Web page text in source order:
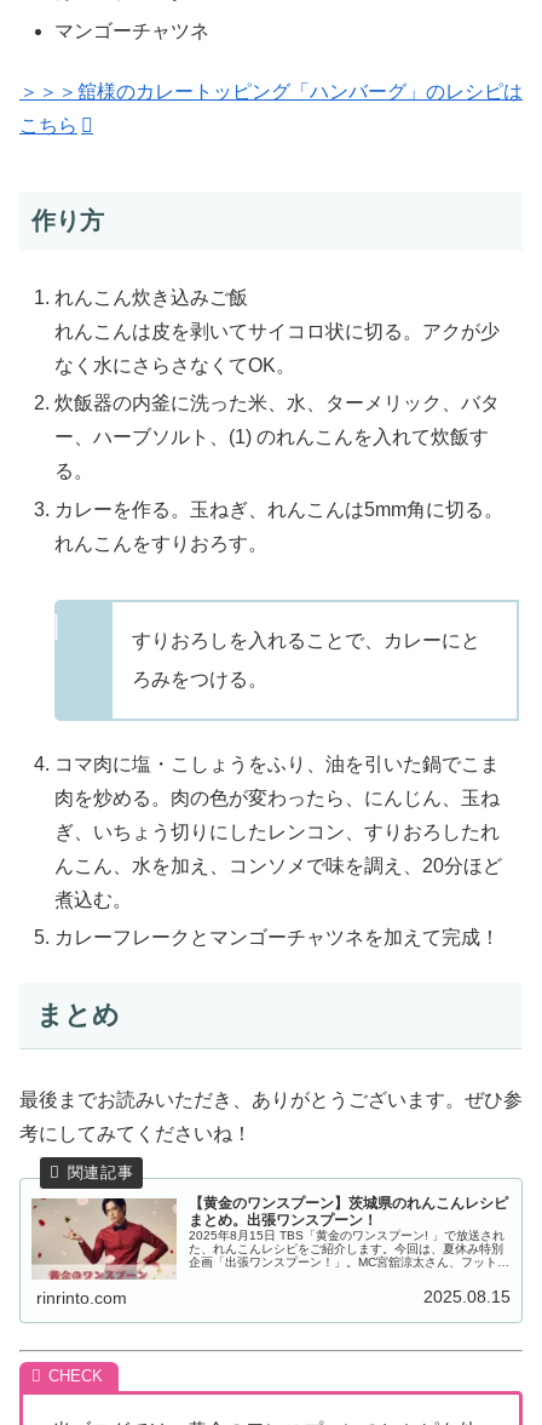
マンゴーチャツネ
＞＞＞舘様のカレートッピング「ハンバーグ」のレシピは
こちら
作り方
れんこん炊き込みご飯
れんこんは皮を剥いてサイコロ状に切る。アクが少
なく水にさらさなくてOK。
炊飯器の内釜に洗った米、水、ターメリック、バタ
ー、ハーブソルト、(1) のれんこんを入れて炊飯す
る。
カレーを作る。玉ねぎ、れんこんは5mm角に切る。
れんこんをすりおろす。
すりおろしを入れることで、カレーにと
ろみをつける。
コマ肉に塩・こしょうをふり、油を引いた鍋でこま
肉を炒める。肉の色が変わったら、にんじん、玉ね
ぎ、いちょう切りにしたレンコン、すりおろしたれ
んこん、水を加え、コンソメで味を調え、20分ほど
煮込む。
カレーフレークとマンゴーチャツネを加えて完成！
まとめ
最後までお読みいただき、ありがとうございます。ぜひ参
考にしてみてくださいね！
【黄金のワンスプーン】茨城県のれんこんレシピ
まとめ。出張ワンスプーン！
2025年8月15日 TBS「黄金のワンスプーン! 」で放送され
た、れんこんレシピをご紹介します。今回は、夏休み特別
企画「出張ワンスプーン！」。MC宮舘涼太さん、フットボ
rinrinto.com 2025.08.15